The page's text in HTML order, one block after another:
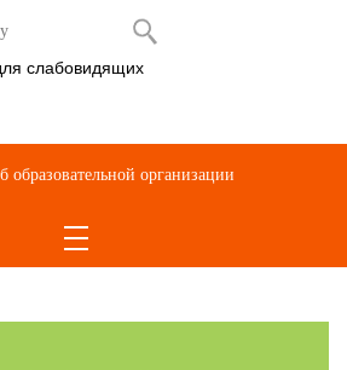
связанных с
коррупции, для
слабовидящих
образовательной организации